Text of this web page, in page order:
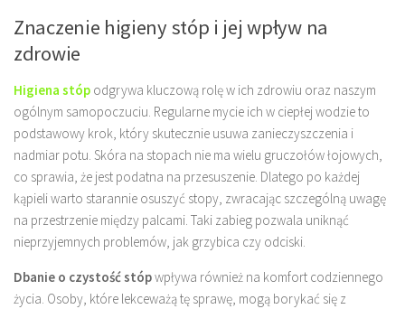
Znaczenie higieny stóp i jej wpływ na
zdrowie
Higiena stóp odgrywa kluczową rolę w ich zdrowiu oraz naszym
ogólnym samopoczuciu. Regularne mycie ich w ciepłej wodzie to
podstawowy krok, który skutecznie usuwa zanieczyszczenia i
nadmiar potu. Skóra na stopach nie ma wielu gruczołów łojowych,
co sprawia, że jest podatna na przesuszenie. Dlatego po każdej
kąpieli warto starannie osuszyć stopy, zwracając szczególną uwagę
na przestrzenie między palcami. Taki zabieg pozwala uniknąć
nieprzyjemnych problemów, jak grzybica czy odciski.
Dbanie o czystość stópwpływa również na komfort codziennego
życia. Osoby, które lekceważą tę sprawę, mogą borykać się z